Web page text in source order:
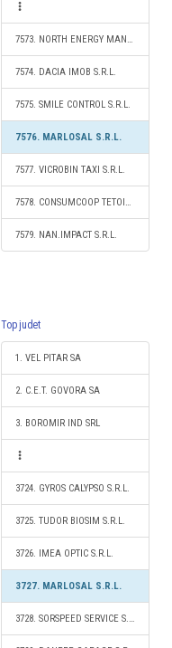
7573. NORTH ENERGY MANAGEMENT S.R.L.
7574. DACIA IMOB S.R.L.
7575. SMILE CONTROL S.R.L.
7576. MARLOSAL S.R.L.
7577. VICROBIN TAXI S.R.L.
7578. CONSUMCOOP TETOIU SOCIETATE COOPERATIVA
7579. NAN.IMPACT S.R.L.
Top judet
1. VEL PITAR SA
2. C.E.T. GOVORA SA
3. BOROMIR IND SRL
3724. GYROS CALYPSO S.R.L.
3725. TUDOR BIOSIM S.R.L.
3726. IMEA OPTIC S.R.L.
3727. MARLOSAL S.R.L.
3728. SORSPEED SERVICE S.R.L.